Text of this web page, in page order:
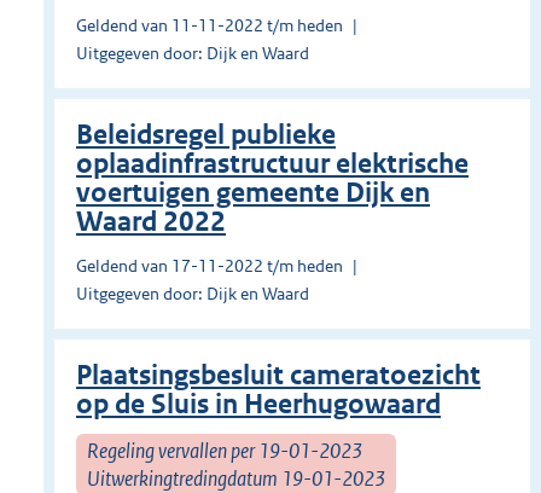
Geldend van 11-11-2022 t/m heden
Uitgegeven door: Dijk en Waard
Beleidsregel publieke
oplaadinfrastructuur elektrische
voertuigen gemeente Dijk en
Waard 2022
Geldend van 17-11-2022 t/m heden
Uitgegeven door: Dijk en Waard
Plaatsingsbesluit cameratoezicht
op de Sluis in Heerhugowaard
Regeling vervallen per 19-01-2023
Uitwerkingtredingdatum 19-01-2023